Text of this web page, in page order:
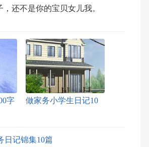
还不是你的宝贝女儿我。
字
做家务小学生日记10
日记锦集10篇